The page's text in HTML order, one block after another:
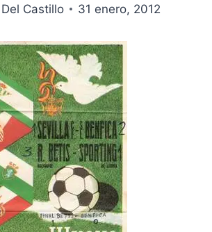
Castillo 31 enero, 2012